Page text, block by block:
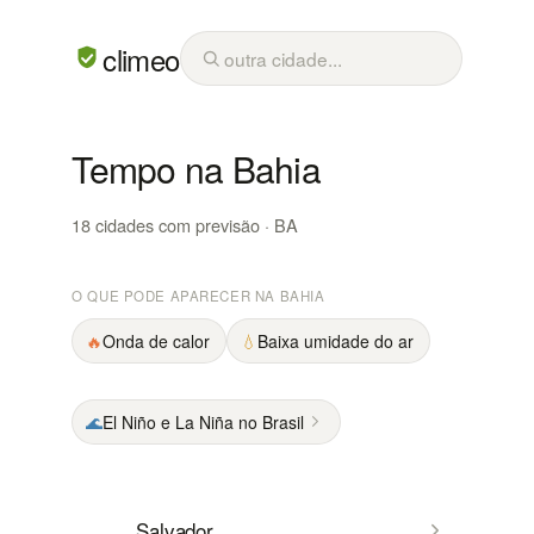
climeo
Tempo na Bahia
18 cidades com previsão · BA
O QUE PODE APARECER NA BAHIA
🔥Onda de calor 💧 Baixa umidade do ar
🌊El Niño e La Niña no Brasil